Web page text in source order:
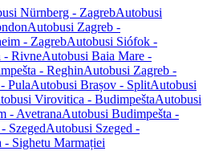
Nürnberg - ZagrebAutobusi
Autobusi Zagreb -
- ZagrebAutobusi Siófok -
- RivneAutobusi Baia Mare -
- ReghinAutobusi Zagreb -
PulaAutobusi Brașov - SplitAutobusi
Virovitica - BudimpeštaAutobusi
- AvetranaAutobusi Budimpešta -
SzegedAutobusi Szeged -
- Sighetu Marmației